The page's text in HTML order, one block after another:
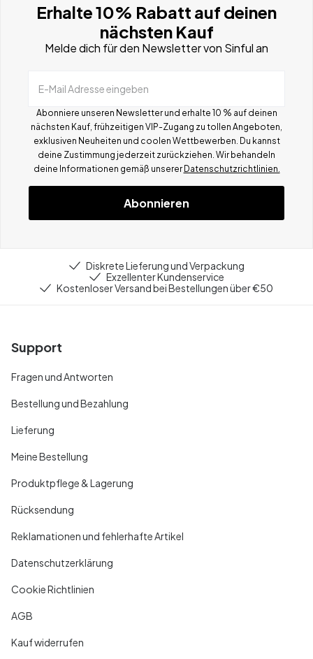
Erhalte 10% Rabatt auf deinen
nächsten Kauf
Melde dich für den Newsletter von Sinful an
E-Mail Adresse eingeben
Abonniere unseren Newsletter und erhalte 10 % auf deinen
nächsten Kauf, frühzeitigen VIP-Zugang zu tollen Angeboten,
exklusiven Neuheiten und coolen Wettbewerben. Du kannst
deine Zustimmung jederzeit zurückziehen. Wir behandeln
deine Informationen gemäß unserer Datenschutzrichtlinien.
Abonnieren
Diskrete Lieferung und Verpackung
Exzellenter Kundenservice
Kostenloser Versand bei Bestellungen über €50
Support
Fragen und Antworten
Bestellung und Bezahlung
Lieferung
Meine Bestellung
Produktpflege & Lagerung
Rücksendung
Reklamationen und fehlerhafte Artikel
Datenschutzerklärung
Cookie Richtlinien
AGB
Kauf widerrufen